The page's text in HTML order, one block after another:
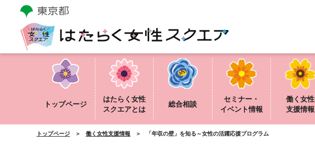
トップページ
はたらく女性
スクエアとは
総合相談
セミナー・
イベント情報
働く女性
支援情報
トップページ 働く女性支援情報 「年収の壁」を知る～女性の活躍応援プログラム